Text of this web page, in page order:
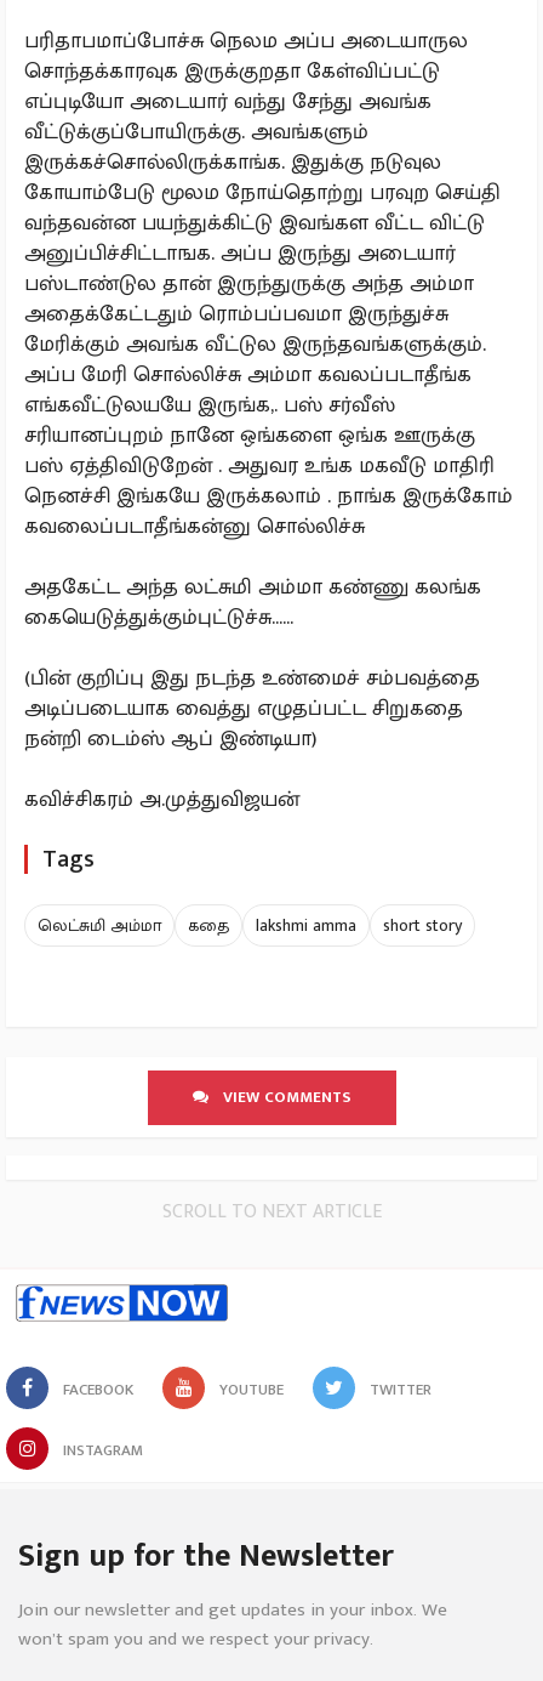
பரிதாபமாப்போச்சு நெலம அப்ப அடையாருல
சொந்தக்காரவுக இருக்குறதா கேள்விப்பட்டு
எப்புடியோ அடையார் வந்து சேந்து அவங்க
வீட்டுக்குப்போயிருக்கு. அவங்களும்
இருக்கச்சொல்லிருக்காங்க. இதுக்கு நடுவுல
கோயாம்பேடு மூலம நோய்தொற்று பரவுற செய்தி
வந்தவன்ன பயந்துக்கிட்டு இவங்கள வீட்ட விட்டு
அனுப்பிச்சிட்டாஙக. அப்ப இருந்து அடையார்
பஸ்டாண்டுல தான் இருந்துருக்கு அந்த அம்மா
அதைக்கேட்டதும் ரொம்பப்பவமா இருந்துச்சு
மேரிக்கும் அவங்க வீட்டுல இருந்தவங்களுக்கும்.
அப்ப மேரி சொல்லிச்சு அம்மா கவலப்படாதீங்க
எங்கவீட்டுலயயே இருங்க,. பஸ் சர்வீஸ்
சரியானப்புறம் நானே ஒங்களை ஒங்க ஊருக்கு
பஸ் ஏத்திவிடுறேன் . அதுவர உங்க மகவீடு மாதிரி
நெனச்சி இங்கயே இருக்கலாம் . நாங்க இருக்கோம்
கவலைப்படாதீங்கன்னு சொல்லிச்சு
அதகேட்ட அந்த லட்சுமி அம்மா கண்ணு கலங்க
கையெடுத்துக்கும்புட்டுச்சு......
(பின் குறிப்பு இது நடந்த உண்மைச் சம்பவத்தை
அடிப்படையாக வைத்து எழுதப்பட்ட சிறுகதை
நன்றி டைம்ஸ் ஆப் இண்டியா)
கவிச்சிகரம் அ.முத்துவிஜயன்
Tags
லெட்சுமி அம்மா கதை lakshmi amma short story
VIEW COMMENTS
SCROLL TO NEXT ARTICLE
FACEBOOK YOUTUBE TWITTER
INSTAGRAM
Sign up for the Newsletter
Join our newsletter and get updates in your inbox. We
won’t spam you and we respect your privacy.